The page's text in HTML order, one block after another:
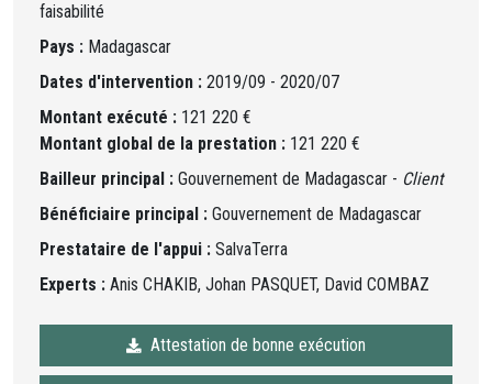
faisabilité
Pays : Madagascar
Dates d'intervention : 2019/09 - 2020/07
Montant exécuté : 121 220 €
Montant global de la prestation : 121 220 €
Bailleur principal : Gouvernement de Madagascar - Client
Bénéficiaire principal : Gouvernement de Madagascar
Prestataire de l'appui : SalvaTerra
Experts : Anis CHAKIB, Johan PASQUET, David COMBAZ
Attestation de bonne exécution